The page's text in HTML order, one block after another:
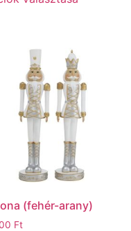
(fehér-arany)
Ft